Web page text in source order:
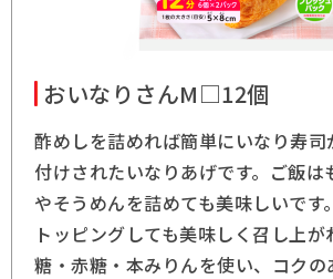
おいなりさんM□12個
酢めしを詰めれば簡単にいなり寿
付けされたいなりあげです。ご飯は
やそうめんを詰めても美味しいです
トッピングしても美味しく召し上が
糖・赤糖・本みりんを使い、コクの